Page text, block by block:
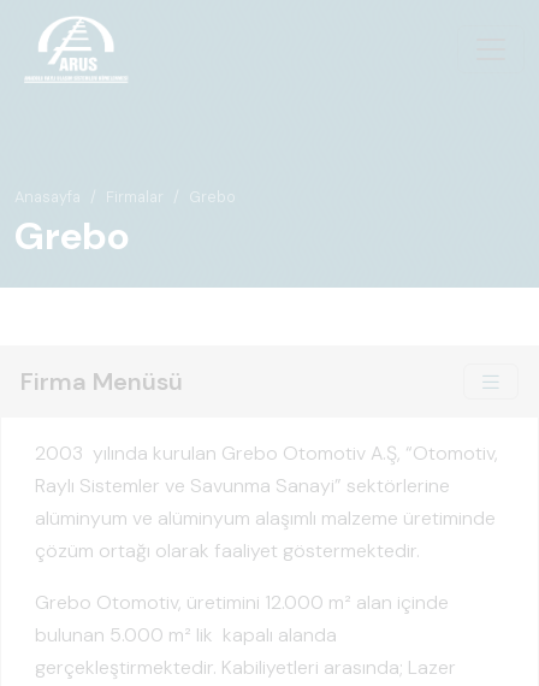
Anasayfa Firmalar Grebo
Grebo
Firma Menüsü
2003 yılında kurulan Grebo Otomotiv A.Ş, “Otomotiv,
Raylı Sistemler ve Savunma Sanayi” sektörlerine
alüminyum ve alüminyum alaşımlı malzeme üretiminde
çözüm ortağı olarak faaliyet göstermektedir.
Grebo Otomotiv, üretimini 12.000 m² alan içinde
bulunan 5.000 m² lik kapalı alanda
gerçekleştirmektedir. Kabiliyetleri arasında; Lazer